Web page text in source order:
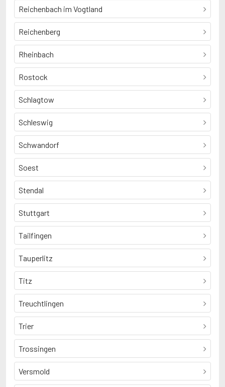
Reichenbach im Vogtland
Reichenberg
Rheinbach
Rostock
Schlagtow
Schleswig
Schwandorf
Soest
Stendal
Stuttgart
Tailfingen
Tauperlitz
Titz
Treuchtlingen
Trier
Trossingen
Versmold